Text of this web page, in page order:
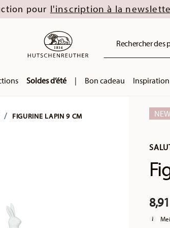
pour l'inscription à la
Rechercher des
Soldes d’été | Bon cadeau Inspiration
NEW
FIGURINE LAPIN 9 CM